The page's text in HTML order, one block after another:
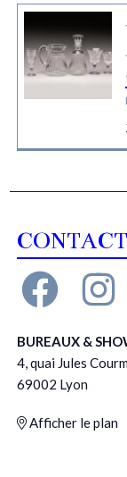
CONTACT
BUREAUX &
4, quai Jules
69002 Lyon
Afficher le plan